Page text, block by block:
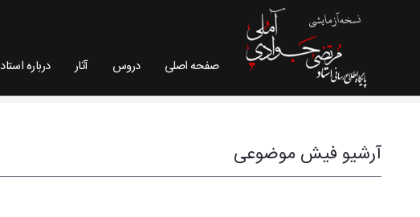
صفحه اصلی دروس آثار درباره استاد
آرشیو فیش موضوعی